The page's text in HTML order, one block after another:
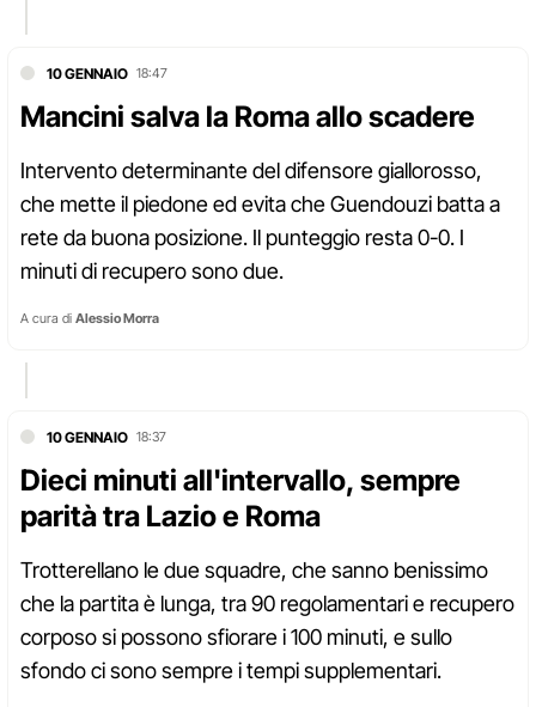
10 GENNAIO 18:47
Mancini salva la Roma allo scadere
Intervento determinante del difensore giallorosso,
che mette il piedone ed evita che Guendouzi batta a
rete da buona posizione. Il punteggio resta 0-0. I
minuti di recupero sono due.
A cura di Alessio Morra
10 GENNAIO 18:37
Dieci minuti all'intervallo, sempre
parità tra Lazio e Roma
Trotterellano le due squadre, che sanno benissimo
che la partita è lunga, tra 90 regolamentari e recupero
corposo si possono sfiorare i 100 minuti, e sullo
sfondo ci sono sempre i tempi supplementari.